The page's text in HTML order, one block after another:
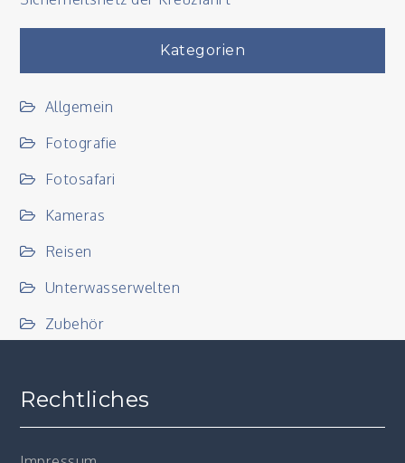
Kategorien
Allgemein
Fotografie
Fotosafari
Kameras
Reisen
Unterwasserwelten
Zubehör
Rechtliches